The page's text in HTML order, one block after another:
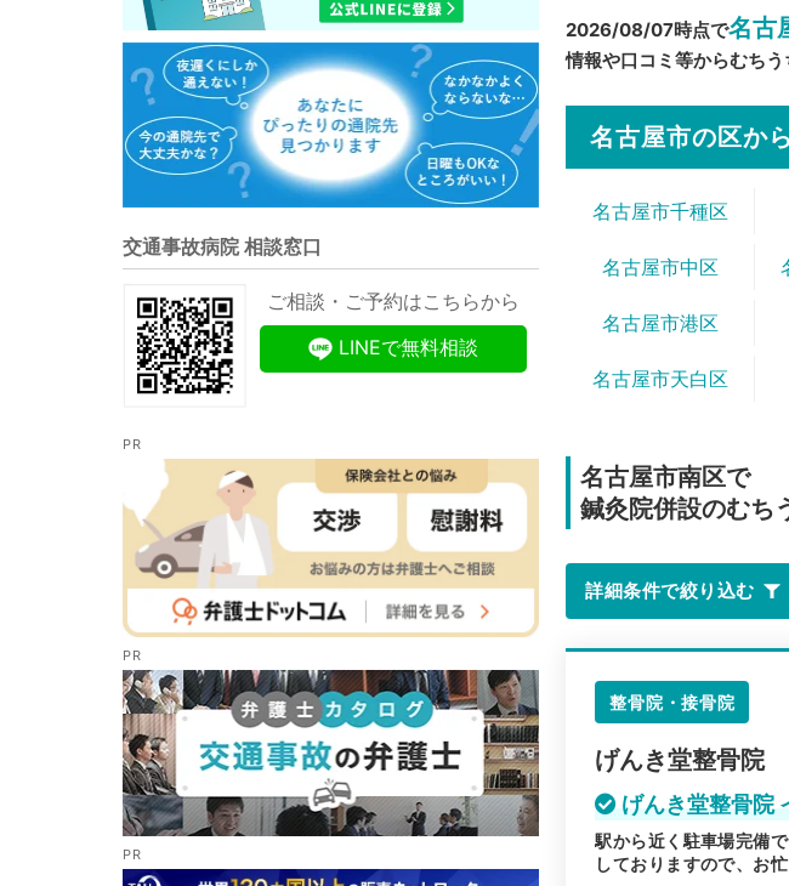
交通事故病院 相談窓口
ご相談・ご予約はこちらから
LINEで無料相談
2026/08/07時点で名古
情報や口コミ等からむち
名古屋市の区か
名古屋市千種区
名古屋市中区
名古屋市港区
名古屋市天白区
名古屋市南区で
鍼灸院併設のむち
詳細条件で絞り込む
整骨院・接骨院
げんき堂整骨院
げんき堂整骨院
駅から近く駐車場完備
しておりますので、お